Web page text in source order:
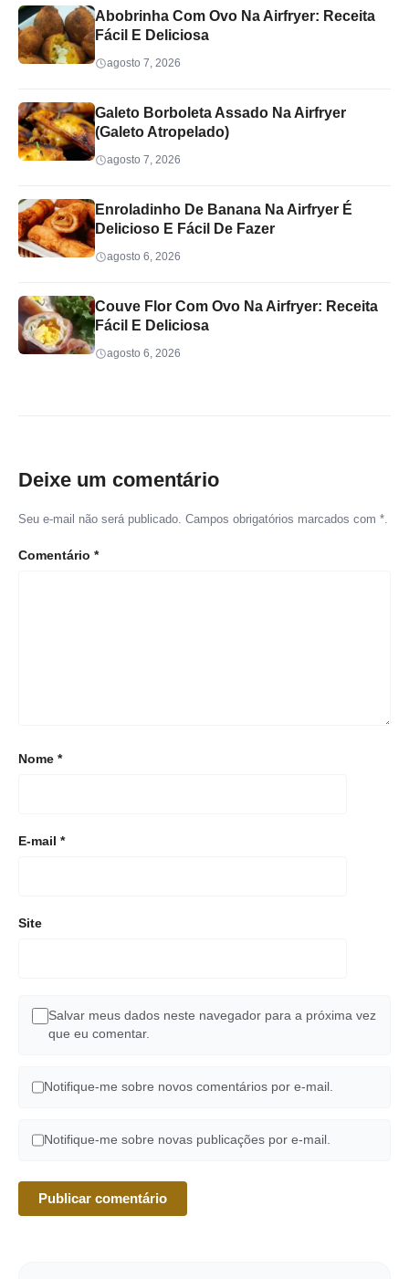
Abobrinha Com Ovo Na Airfryer: Receita
Fácil E Deliciosa
agosto 7, 2026
Galeto Borboleta Assado Na Airfryer
(Galeto Atropelado)
agosto 7, 2026
Enroladinho De Banana Na Airfryer É
Delicioso E Fácil De Fazer
agosto 6, 2026
Couve Flor Com Ovo Na Airfryer: Receita
Fácil E Deliciosa
agosto 6, 2026
Deixe um comentário
Seu e-mail não será publicado. Campos obrigatórios marcados com *.
Comentário *
Nome *
E-mail *
Site
Salvar meus dados neste navegador para a próxima vez
que eu comentar.
Notifique-me sobre novos comentários por e-mail.
Notifique-me sobre novas publicações por e-mail.